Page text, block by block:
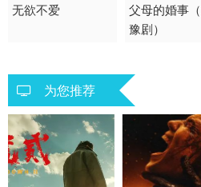
2013 / 中国大陆 / 汉语
无欲不爱
2023 / 大陆 / 国
剧情
父母的婚事
豫剧）
为您推荐